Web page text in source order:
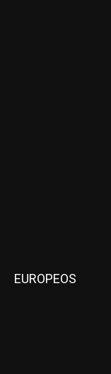
EUROPEOS